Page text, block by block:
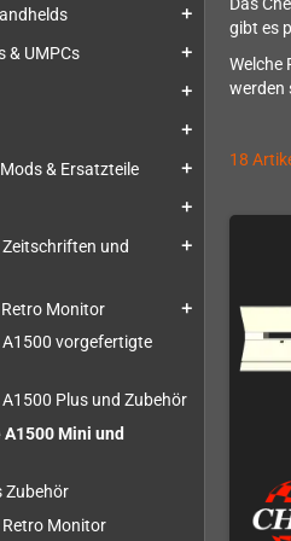
add
& UMPCs add
add
add
& Ersatzteile add
add
und
add
Monitor add
vorgefertigte
Plus und Zubehör
Mini und
Zubehör
Monitor
Das
gibt es
Welche
werden
18